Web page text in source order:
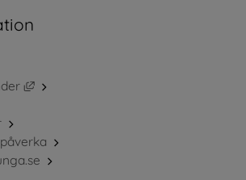
till annan webbplats, öppnas i nytt fönster.
Länk till annan webbplats, öppnas i
till annan webbplats, öppnas i nytt fönster.